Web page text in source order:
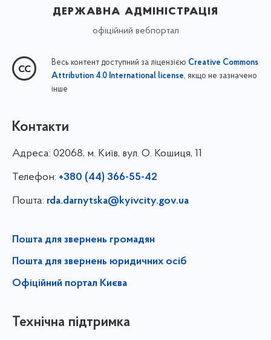
державна адміністрація
офіційний вебпортал
Весь контент доступний за ліцензією Creative Commons
Attribution 4.0 International license, якщо не зазначено
інше
Контакти
Адреса: 02068, м. Київ, вул. О. Кошиця, 11
Телефон: +380 (44) 366-55-42
Пошта: rda.darnytska@kyivcity.gov.ua
Пошта для звернень громадян
Пошта для звернень юридичних осіб
Офіційний портал Києва
Технічна підтримка